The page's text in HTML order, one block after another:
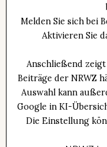
Melden Sie sich bei
Aktivieren Sie
Anschließend
Beiträge der NRWZ
Auswahl kann
Google in KI-
Die Einstellung